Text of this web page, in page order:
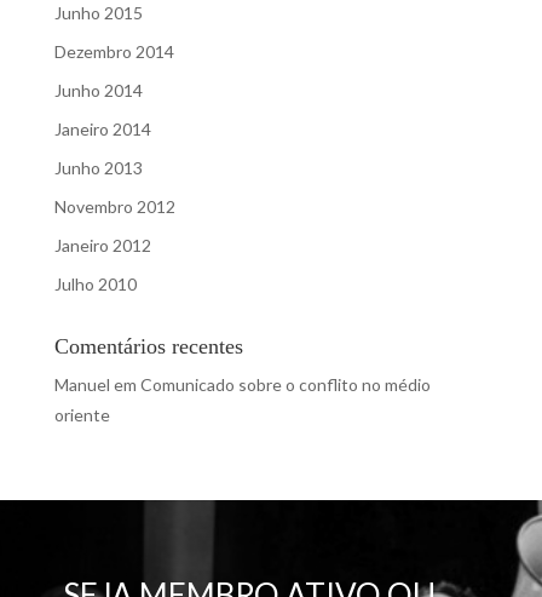
Junho 2015
Dezembro 2014
Junho 2014
Janeiro 2014
Junho 2013
Novembro 2012
Janeiro 2012
Julho 2010
Comentários recentes
Manuel em Comunicado sobre o conflito no médio
oriente